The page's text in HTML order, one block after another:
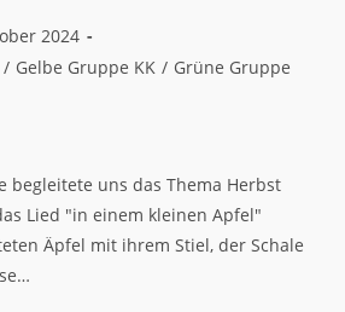
2024
/ Gelbe Gruppe KK / Grüne Gruppe
begleitete uns das Thema Herbst
Lied "in einem kleinen Apfel"
Äpfel mit ihrem Stiel, der Schale